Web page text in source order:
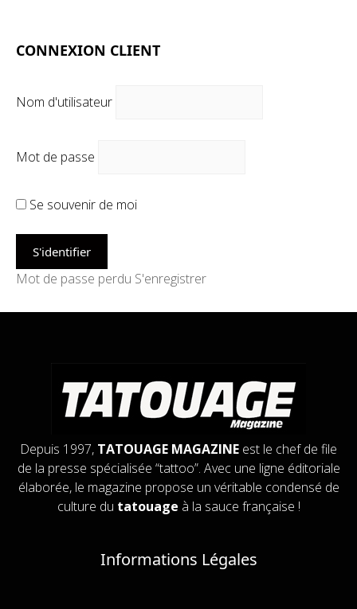
CONNEXION CLIENT
Nom d'utilisateur
Mot de passe
Se souvenir de moi
Mot de passe perdu S'enregistrer
Depuis 1997, TATOUAGE MAGAZINE est le chef de file
de la presse spécialisée “tattoo”. Avec une ligne éditoriale
élaborée, le magazine propose un véritable condensé de
culture du tatouage à la sauce française !
Informations Légales